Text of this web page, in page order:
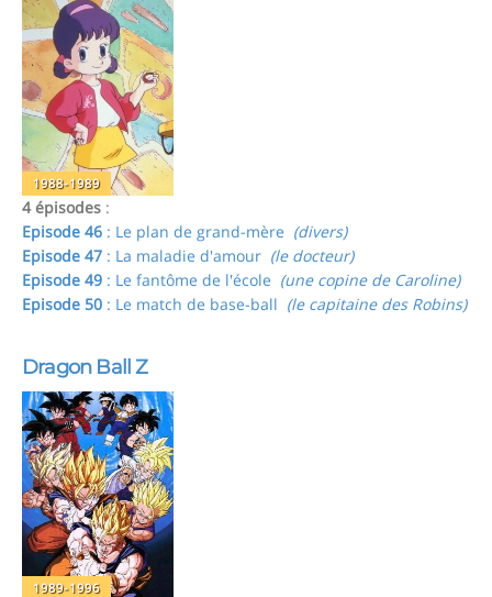
1988-1989
4 épisodes :
Episode 46 : Le plan de grand-mère (divers)
Episode 47 : La maladie d'amour (le docteur)
Episode 49 : Le fantôme de l'école (une copine de Caroline)
Episode 50 : Le match de base-ball (le capitaine des Robins)
Dragon Ball Z
1989-1996